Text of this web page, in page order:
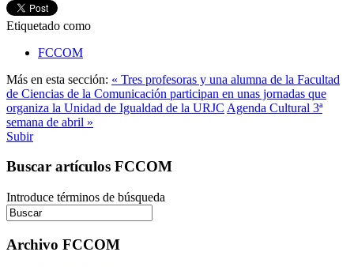
Etiquetado como
FCCOM
Más en esta sección: « Tres profesoras y una alumna de la Facultad
de Ciencias de la Comunicación participan en unas jornadas que
organiza la Unidad de Igualdad de la URJC Agenda Cultural 3ª
semana de abril »
Subir
Buscar artículos FCCOM
Introduce términos de búsqueda
Archivo FCCOM